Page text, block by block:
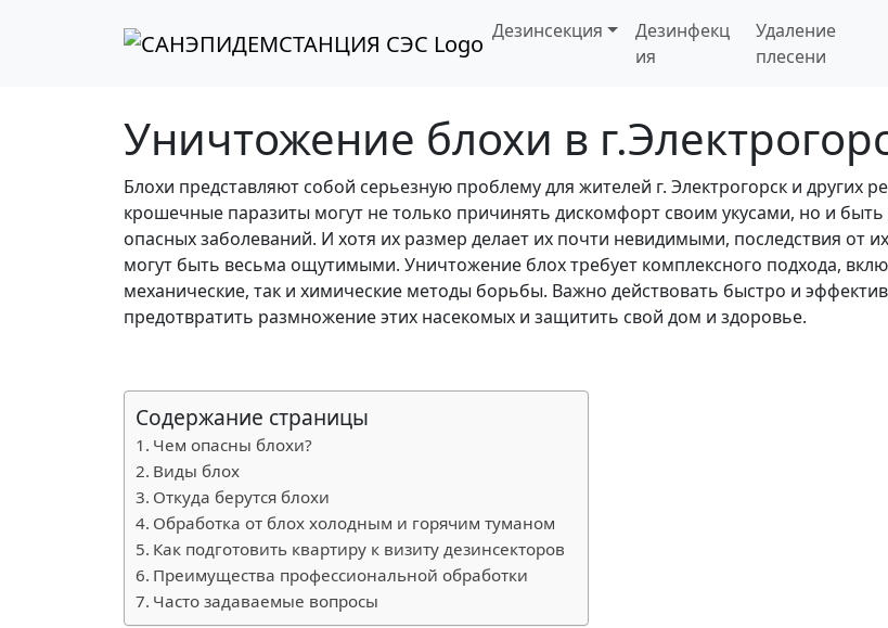
Дезинсекция
Дезинфекц
ия
Удаление
плесени
Уничтожение блохи в
Блохи представляют собой серьезную проблему для жителей г. Электрогорск и других
крошечные паразиты могут не только причинять дискомфорт своим укусами, но и
опасных заболеваний. И хотя их размер делает их почти невидимыми, последствия от
могут быть весьма ощутимыми. Уничтожение блох требует комплексного подхода,
механические, так и химические методы борьбы. Важно действовать быстро и
предотвратить размножение этих насекомых и защитить свой дом и здоровье.
Содержание страницы
Чем опасны блохи?
Виды блох
Откуда берутся блохи
Обработка от блох холодным и горячим туманом
Как подготовить квартиру к визиту дезинсекторов
Преимущества профессиональной обработки
Часто задаваемые вопросы